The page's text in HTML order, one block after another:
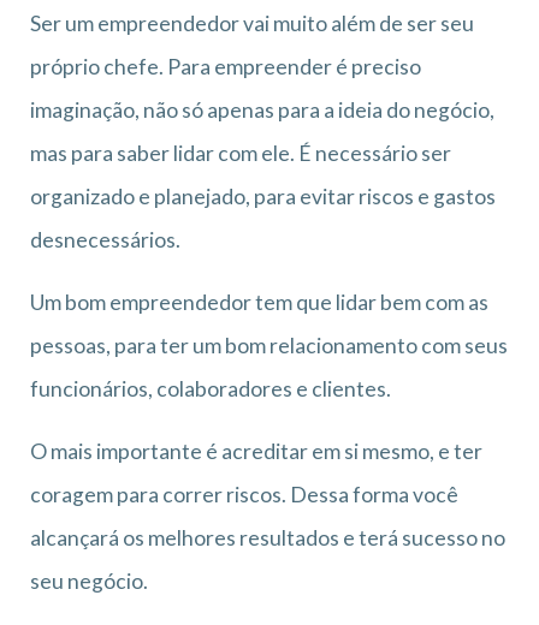
Ser um empreendedor vai muito além de ser seu
próprio chefe. Para empreender é preciso
imaginação, não só apenas para a ideia do negócio,
mas para saber lidar com ele. É necessário ser
organizado e planejado, para evitar riscos e gastos
desnecessários.
Um bom empreendedor tem que lidar bem com as
pessoas, para ter um bom relacionamento com seus
funcionários, colaboradores e clientes.
O mais importante é acreditar em si mesmo, e ter
coragem para correr riscos. Dessa forma você
alcançará os melhores resultados e terá sucesso no
seu negócio.